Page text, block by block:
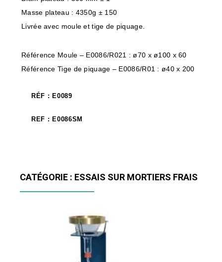
Masse plateau : 4350g ± 150
Livrée avec moule et tige de piquage.
Référence Moule – E0086/R021 : ø70 x ø100 x 60
Référence Tige de piquage – E0086/R01 : ø40 x 200
RÉF : E0089
REF : E0086SM
CATÉGORIE : ESSAIS SUR MORTIERS FRAIS